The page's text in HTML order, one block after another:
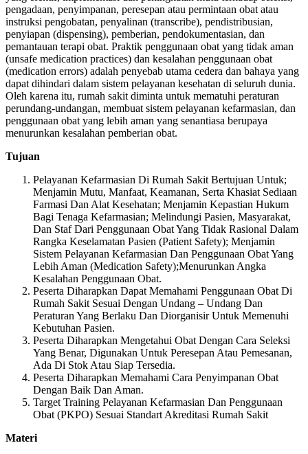
pengadaan, penyimpanan, peresepan atau permintaan obat atau
instruksi pengobatan, penyalinan (transcribe), pendistribusian,
penyiapan (dispensing), pemberian, pendokumentasian, dan
pemantauan terapi obat. Praktik penggunaan obat yang tidak aman
(unsafe medication practices) dan kesalahan penggunaan obat
(medication errors) adalah penyebab utama cedera dan bahaya yang
dapat dihindari dalam sistem pelayanan kesehatan di seluruh dunia.
Oleh karena itu, rumah sakit diminta untuk mematuhi peraturan
perundang-undangan, membuat sistem pelayanan kefarmasian, dan
penggunaan obat yang lebih aman yang senantiasa berupaya
menurunkan kesalahan pemberian obat.
Tujuan
Pelayanan Kefarmasian Di Rumah Sakit Bertujuan Untuk;
Menjamin Mutu, Manfaat, Keamanan, Serta Khasiat Sediaan
Farmasi Dan Alat Kesehatan; Menjamin Kepastian Hukum
Bagi Tenaga Kefarmasian; Melindungi Pasien, Masyarakat,
Dan Staf Dari Penggunaan Obat Yang Tidak Rasional Dalam
Rangka Keselamatan Pasien (Patient Safety); Menjamin
Sistem Pelayanan Kefarmasian Dan Penggunaan Obat Yang
Lebih Aman (Medication Safety);Menurunkan Angka
Kesalahan Penggunaan Obat.
Peserta Diharapkan Dapat Memahami Penggunaan Obat Di
Rumah Sakit Sesuai Dengan Undang – Undang Dan
Peraturan Yang Berlaku Dan Diorganisir Untuk Memenuhi
Kebutuhan Pasien.
Peserta Diharapkan Mengetahui Obat Dengan Cara Seleksi
Yang Benar, Digunakan Untuk Peresepan Atau Pemesanan,
Ada Di Stok Atau Siap Tersedia.
Peserta Diharapkan Memahami Cara Penyimpanan Obat
Dengan Baik Dan Aman.
Target Training Pelayanan Kefarmasian Dan Penggunaan
Obat (PKPO) Sesuai Standart Akreditasi Rumah Sakit
Materi